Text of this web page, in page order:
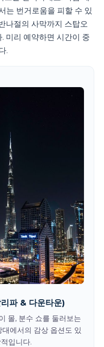
는 번거로움을 피할 수 있
나절의 사막까지 스탑오
미리 예약하면 시간이 중
.
파 & 다운타운)
몰, 분수 쇼를 둘러보는
에서의 감상 옵션도 있
입니다.